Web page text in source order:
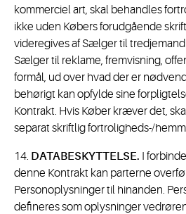
kommerciel art, skal behandles
ikke uden Købers forudgående
videregives af Sælger til
Sælger til reklame, fremvisning,
formål, ud over hvad der er
behørigt kan opfylde sine
Kontrakt. Hvis Køber kræver det,
separat skriftlig fortroligheds-/
14. DATABESKYTTELSE. I
denne Kontrakt kan parterne
Personoplysninger til hinanden.
defineres som oplysninger